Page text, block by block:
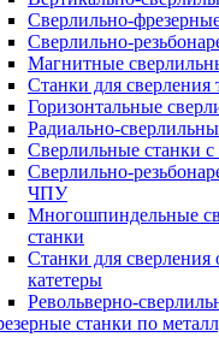
Сверлильно-
Сверлильно-
Магнитные
Станки для сверления
Горизонтальные
Радиально-
Сверлильные станки
Сверлильно-
ЧПУ
Многошпиндельные
станки
Станки для сверления
катетеры
Револьверно-
станки по